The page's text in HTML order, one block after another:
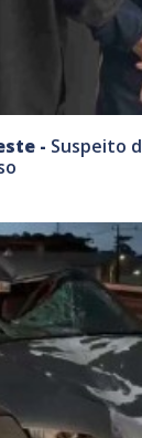
- Suspeito